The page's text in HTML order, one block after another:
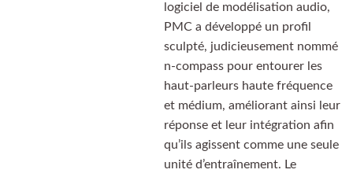
logiciel de modélisation audio,
PMC a développé un profil
sculpté, judicieusement nommé
n-compass pour entourer les
haut-parleurs haute fréquence
et médium, améliorant ainsi leur
réponse et leur intégration afin
qu’ils agissent comme une seule
unité d’entraînement. Le